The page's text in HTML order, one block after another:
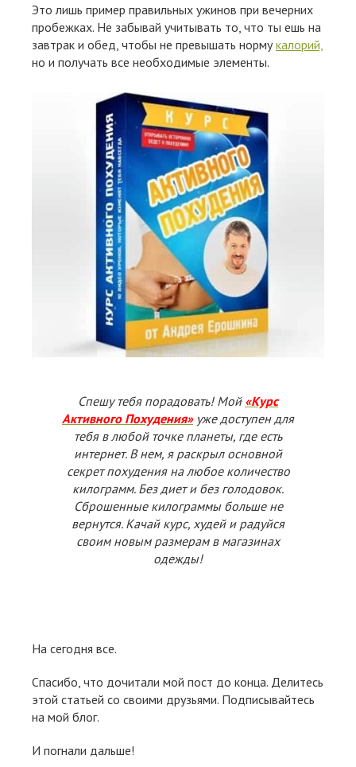
Это лишь пример правильных ужинов при вечерних
пробежках. Не забывай учитывать то, что ты ешь на
завтрак и обед, чтобы не превышать нормукалорий,
но и получать все необходимые элементы.
Спешу тебя порадовать! Мой «Курс
Активного Похудения» уже доступен для
тебя в любой точке планеты, где есть
интернет. В нем, я раскрыл основной
секрет похудения на любое количество
килограмм. Без диет и без голодовок.
Сброшенные килограммы больше не
вернутся. Качай курс, худей и радуйся
своим новым размерам в магазинах
одежды!
На сегодня все.
Спасибо, что дочитали мой пост до конца. Делитесь
этой статьей со своими друзьями. Подписывайтесь
на мой блог.
И погнали дальше!